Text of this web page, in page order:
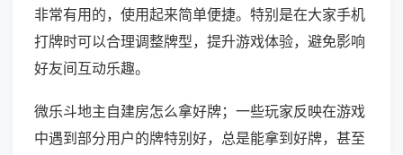
非常有用的，使用起来简单便捷。特别是在大家手机
打牌时可以合理调整牌型，提升游戏体验，避免影响
好友间互动乐趣。
微乐斗地主自建房怎么拿好牌；一些玩家反映在游戏
中遇到部分用户的牌特别好，总是能拿到好牌，甚至